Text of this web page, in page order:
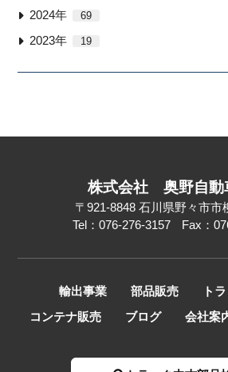
2024年 69
2023年 19
株式会社 奥野自動
〒921-8848 石川県野々市市
Tel：076-276-3157
Fax：
輸出事業 部品販売
ト
コンテナ販売
ブログ 会社案